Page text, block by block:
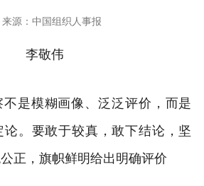
来源：中国组织人事报
李敬伟
是模糊画像、泛泛评价，而是
。要敢于较真，敢下结论，坚
正，旗帜鲜明给出明确评价